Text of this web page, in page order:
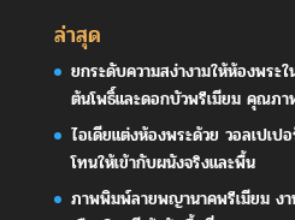
ล่าสุด
ยกระดับความสง่างามให้ห้องพร
ต้นโพธิ์และดอกบัวพรีเมียม คุณภา
ไอเดียแต่งห้องพระด้วย วอลเปเป
โทนให้เข้ากับผนังจริงและพื้น
ภาพพิมพ์ลายพญานาคพรีเมียม ง